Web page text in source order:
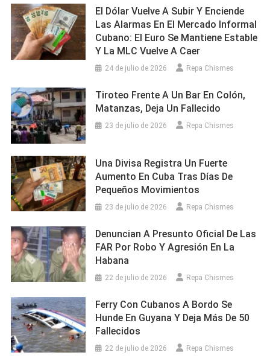
El Dólar Vuelve A Subir Y Enciende
Las Alarmas En El Mercado Informal
Cubano: El Euro Se Mantiene Estable
Y La MLC Vuelve A Caer
24 de julio de 2026 Repa Chismes
Tiroteo Frente A Un Bar En Colón,
Matanzas, Deja Un Fallecido
23 de julio de 2026 Repa Chismes
Una Divisa Registra Un Fuerte
Aumento En Cuba Tras Días De
Pequeños Movimientos
23 de julio de 2026 Repa Chismes
Denuncian A Presunto Oficial De Las
FAR Por Robo Y Agresión En La
Habana
22 de julio de 2026 Repa Chismes
Ferry Con Cubanos A Bordo Se
Hunde En Guyana Y Deja Más De 50
Fallecidos
22 de julio de 2026 Repa Chismes